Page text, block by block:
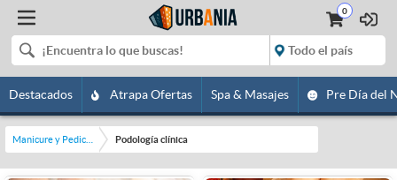
0
Destacados Atrapa Ofertas Spa & Masajes Pre Día del
Podología clínica